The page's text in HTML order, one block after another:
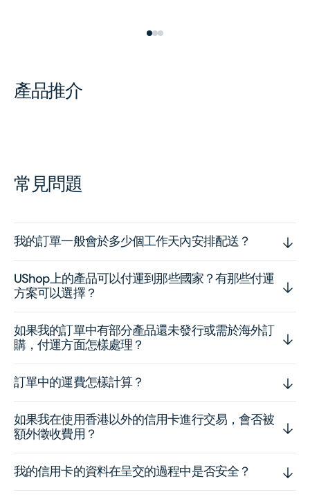
產品推介
常見問題
我的訂單一般會於多少個工作天內安排配送？
UShop上的產品可以付運到那些國家？有那些付運
方案可以選擇？
如果我的訂單中有部分產品還未發行或需於海外訂
購，付運方面怎樣處理？
訂單中的運費怎樣計算？
如果我在使用香港以外的信用卡進行交易，會否被
額外徵收費用？
我的信用卡的資料在呈交的過程中是否安全？